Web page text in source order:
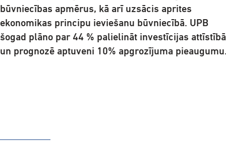
būvniecības apmērus, kā arī uzsācis aprites
ekonomikas principu ieviešanu būvniecībā. UPB
šogad plāno par 44 % palielināt investīcijas attīstībā
un prognozē aptuveni 10% apgrozījuma